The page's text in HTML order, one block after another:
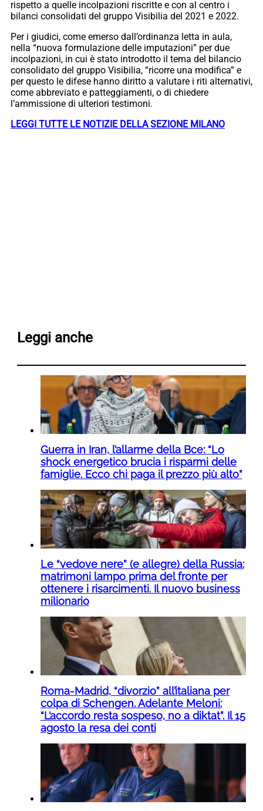
rispetto a quelle incolpazioni riscritte e con al centro i
bilanci consolidati del gruppo Visibilia del 2021 e 2022.
Per i giudici, come emerso dall’ordinanza letta in aula,
nella “nuova formulazione delle imputazioni” per due
incolpazioni, in cui è stato introdotto il tema del bilancio
consolidato del gruppo Visibilia, “ricorre una modifica” e
per questo le difese hanno diritto a valutare i riti alternativi,
come abbreviato e patteggiamenti, o di chiedere
l’ammissione di ulteriori testimoni.
LEGGI TUTTE LE NOTIZIE DELLA SEZIONE MILANO
Leggi anche
Guerra in Iran, l’allarme della Bce: “Lo
shock energetico brucia i risparmi delle
famiglie. Ecco chi paga il prezzo più alto”
Le “vedove nere” (e allegre) della Russia:
matrimoni lampo prima del fronte per
ottenere i risarcimenti. Il nuovo business
milionario
Roma-Madrid, “divorzio” all’italiana per
colpa di Schengen. Adelante Meloni:
“L’accordo resta sospeso, no a diktat”. Il 15
agosto la resa dei conti